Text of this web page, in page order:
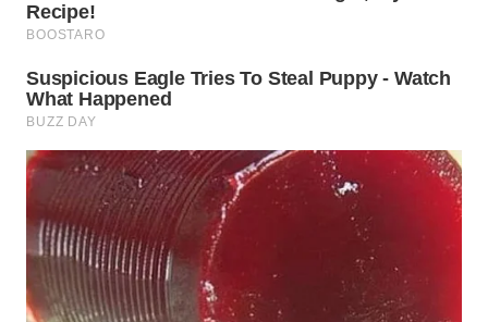
TOBA
NIAS
WN
LANGKAT
WN
TAPANULI
SELATAN